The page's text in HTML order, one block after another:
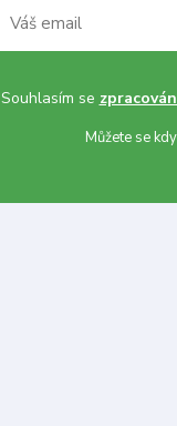
Souhlasím se
Můžete se